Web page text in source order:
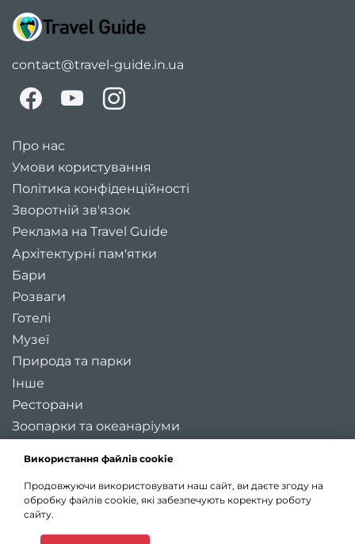
Використання файлів cookie
Продовжуючи використовувати наш сайт, ви даєте згоду на
обробку файлів cookie, які забезпечують коректну роботу
сайту.
contact@travel-guide.in.ua
Про нас
Умови користування
Політика конфіденційності
Зворотній зв'язок
Реклама на Travel Guide
Архітектурні пам'ятки
Бари
Розваги
Готелі
Музеї
Природа та парки
Інше
Ресторани
Зоопарки та океанаріуми
Регіони України
Туристичні міста України
Карта України
Статті